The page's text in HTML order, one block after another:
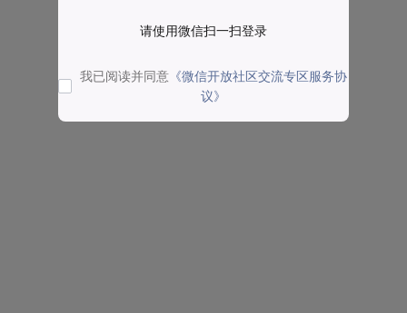
请使用微信扫一扫登录
我已阅读并同意 《微信开放社区交流专区服务协
议》